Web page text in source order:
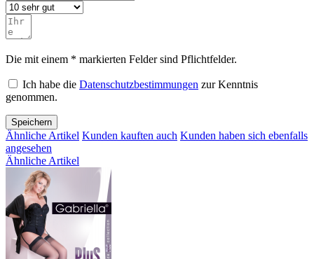
Die mit einem * markierten Felder sind Pflichtfelder.
Ich habe die Datenschutzbestimmungen zur Kenntnis
genommen.
Speichern
Ähnliche Artikel Kunden kauften auch Kunden haben sich ebenfalls
angesehen
Ähnliche Artikel